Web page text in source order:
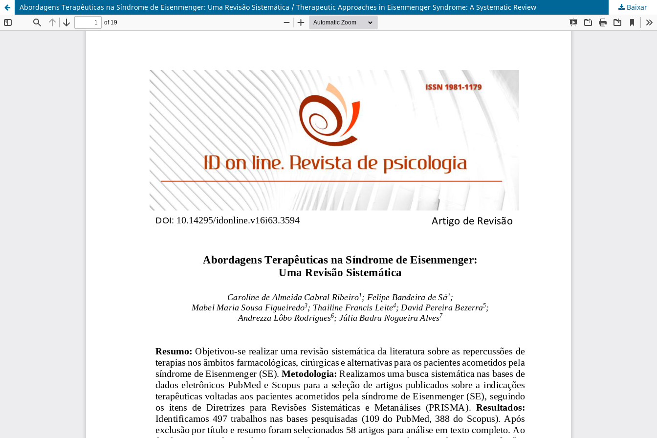
Abordagens Terapêuticas na Síndrome de Eisenmenger: Uma Revisão Sistemática / Therapeutic Approaches in Eisenmenger Syndrome: A Systematic Review Baixar